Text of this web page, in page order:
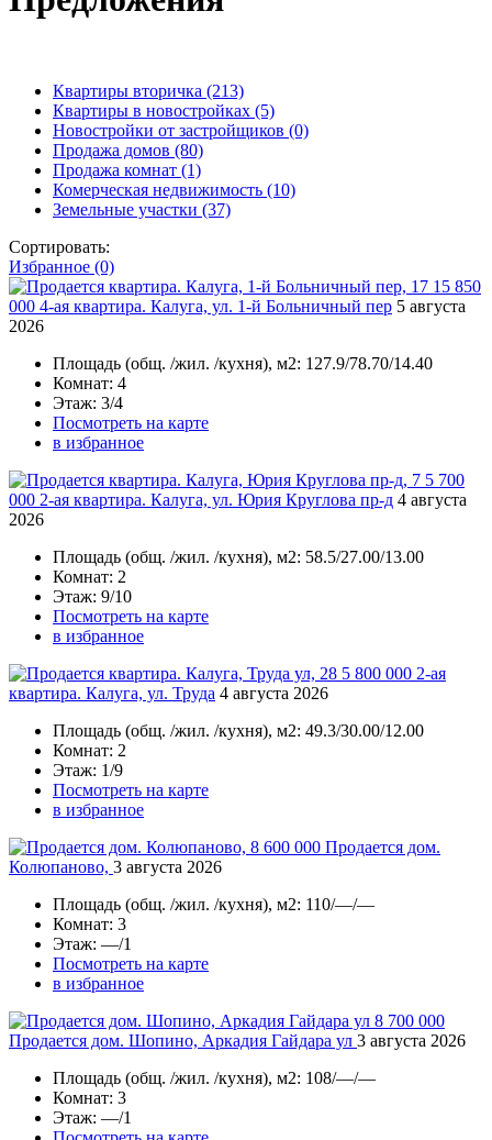
Квартиры вторичка (213)
Квартиры в новостройках (5)
Новостройки от застройщиков (0)
Продажа домов (80)
Продажа комнат (1)
Комерческая недвижимость (10)
Земельные участки (37)
Сортировать:
Избранное (0)
15 850
000 4-ая квартира. Калуга, ул. 1-й Больничный пер 5 августа
2026
Площадь (общ. /жил. /кухня), м2: 127.9/78.70/14.40
Комнат: 4
Этаж: 3/4
Посмотреть на карте
в избранное
5 700
000 2-ая квартира. Калуга, ул. Юрия Круглова пр-д 4 августа
2026
Площадь (общ. /жил. /кухня), м2: 58.5/27.00/13.00
Комнат: 2
Этаж: 9/10
Посмотреть на карте
в избранное
5 800 000 2-ая
квартира. Калуга, ул. Труда 4 августа 2026
Площадь (общ. /жил. /кухня), м2: 49.3/30.00/12.00
Комнат: 2
Этаж: 1/9
Посмотреть на карте
в избранное
8 600 000 Продается дом.
Колюпаново, 3 августа 2026
Площадь (общ. /жил. /кухня), м2: 110/—/—
Комнат: 3
Этаж: —/1
Посмотреть на карте
в избранное
8 700 000
Продается дом. Шопино, Аркадия Гайдара ул 3 августа 2026
Площадь (общ. /жил. /кухня), м2: 108/—/—
Комнат: 3
Этаж: —/1